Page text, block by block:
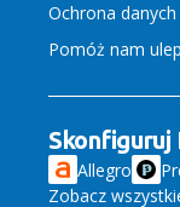
Ochrona
Pomóż nam
Allegro
Zobacz